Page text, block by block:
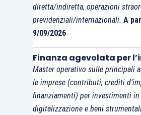
diretta/indiretta, operazioni
previdenziali/internazionali. A
9/09/2026
Finanza agevolata per
Master operativo sulle principali
le imprese (contributi, crediti
finanziamenti) per investimenti in
digitalizzazione e beni